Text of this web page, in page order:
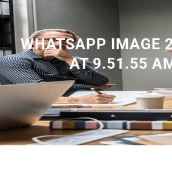
WHATSAPP IMAGE
AT 9.51.55